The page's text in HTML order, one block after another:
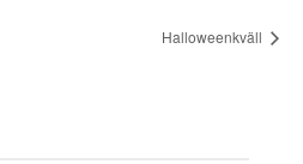
Halloweenkväll